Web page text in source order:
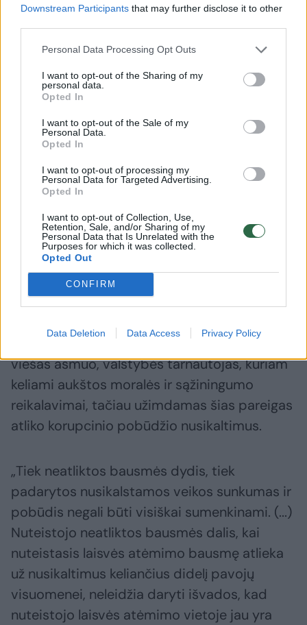
Downstream Participants that may further disclose it to other
Personal Data Processing Opt Outs
I want to opt-out of the Sharing of my
personal data.
Opted In
I want to opt-out of the Sale of my
Personal Data.
Opted In
I want to opt-out of processing my
Personal Data for Targeted Advertising.
Opted In
I want to opt-out of Collection, Use,
Retention, Sale, and/or Sharing of my
Personal Data that Is Unrelated with the
Purposes for which it was collected.
Opted Out
CONFIRM
Data Deletion Data Access Privacy Policy
nesupranta savo elgesio ir iš jo kilusių
pasekmių, kaltę dėl nusikalstamų veikų neigia.
Todėl akivaizdu, kad nuteistojo mąstymas ir
elgesys vis dar reikalauja tęstinių, tikslingų
nuteistojo veiksmų, siekiant kurti tolesnes
valdymo ir mažinimo procese. Iš Socialinio
tyrimo išvados matyti, kad minėti
kriminogeniniai veiksniai nustatyti ne tik
analizuojant praeityje buvusį nusikalstamą
nuteistojo elgesį, bet ir jo elgesio pokyčius
laisvės atėmimo bausmės atlikimo metu“, –
rašoma teisėjo nutartyje.
Teisėjas R. Juodis pabrėžia, kad V. Gapšys
nusikaltimų padarymą, nuteistasis buvo
viešas asmuo, valstybės tarnautojas, kuriam
keliami aukštos moralės ir sąžiningumo
reikalavimai, tačiau užimdamas šias pareigas
atliko korupcinio pobūdžio nusikaltimus.
„Tiek neatliktos bausmės dydis, tiek
padarytos nusikalstamos veikos sunkumas ir
pobūdis negali būti visiškai sumenkinami. (...)
Nuteistojo neatliktos bausmės dalis, kai
nuteistasis laisvės atėmimo bausmę atlieka
už nusikaltimus keliančius didelį pavojų
visuomenei, neleidžia daryti išvados, kad
nuteistojo laisvės atėmimo vietoje jau yra